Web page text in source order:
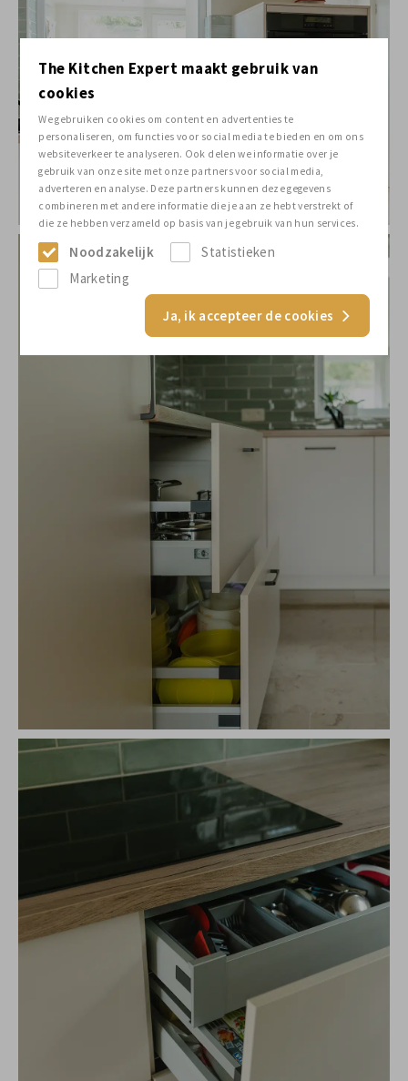
The Kitchen Expert maakt gebruik van
cookies
We gebruiken cookies om content en advertenties te
personaliseren, om functies voor social media te bieden en om ons
websiteverkeer te analyseren. Ook delen we informatie over je
gebruik van onze site met onze partners voor social media,
adverteren en analyse. Deze partners kunnen deze gegevens
combineren met andere informatie die je aan ze hebt verstrekt of
die ze hebben verzameld op basis van je gebruik van hun services.
Noodzakelijk
Statistieken
Marketing
Ja, ik accepteer de cookies